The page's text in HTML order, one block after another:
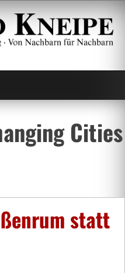
Cities
statt